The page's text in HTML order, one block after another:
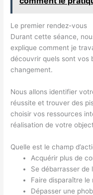
Le premier rendez-vous
Durant cette séance,
explique comment je
découvrir quels sont vos
changement.
Nous allons identifier
réussite et trouver des
choisir vos ressources
réalisation de votre
Quelle est le champ
Acquérir plus de
Se débarrasser de
Faire disparaître le
Dépasser une